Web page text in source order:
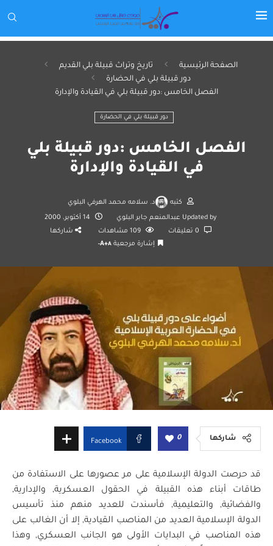
الصفحة الرئيسية
تاريخ وتراث قبيلة بلي القديم
دور قبيلة بلي في الحضارة
الفصل الخامس :دور قبيلة بلي في القيادة والإدارة
دور قبيلة بلي في الحضارة
الفصل الخامس :دور قبيلة بلي
في القيادة والإدارة
كتبه د. سلامه محمد الهرفي البلوي
Updated by عبدالمنعم جابر البلوي
14 أكتوبر، 2000
109 مشاهدات
شاركها
إشارة مرجعية
A+A-
شاركها 0
Facebook
قد حرصت الدولة الإسلامية على مر عصورها على الاستفادة من
طاقات أبناء هذه القبيلة في الحقول العسكرية, والإدارية,
والفضائية, والتعليمية, فأسندت للعديد منهم منذ تأسيس
الدولة الإسلامية العديد من المناصب القيادية, إلا أن الغالب على
هذه المناصب في البدايات الأولى هو الجانب العسكري, وهذا